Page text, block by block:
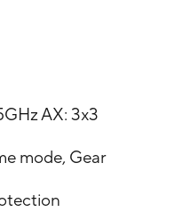
AX: 3x3
mode, Gear